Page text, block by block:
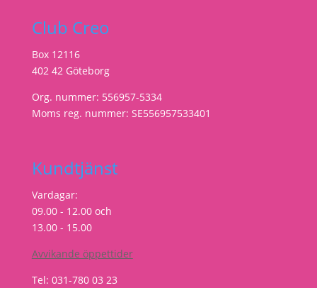
Club Creo
Box 12116
402 42 Göteborg
Org. nummer: 556957-5334
Moms reg. nummer: SE556957533401
Kundtjänst
Vardagar:
09.00 - 12.00 och
13.00 - 15.00
Avvikande öppettider
Tel: 031-780 03 23